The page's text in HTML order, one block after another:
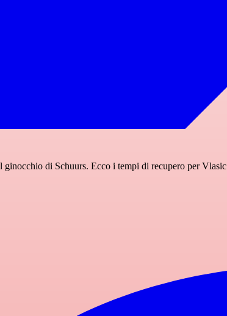
ginocchio di Schuurs. Ecco i tempi di recupero per Vlasic